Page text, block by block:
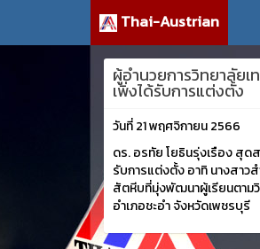
Thai-Austrian
ผู้อำนวยการวิทยาลัยเ
เพิ่งได้รับการแต่งตั้ง
วันที่ 21 พฤศจิกายน 2566
ดร. อรทัย โยธินรุ่งเรือง สุด
รับการแต่งตั้ง อาทิ นางสาว
สัตหีบที่มุ่งพัฒนาผู้เรียนตาม
อำเภอชะอำ จังหวัดเพชรบุรี